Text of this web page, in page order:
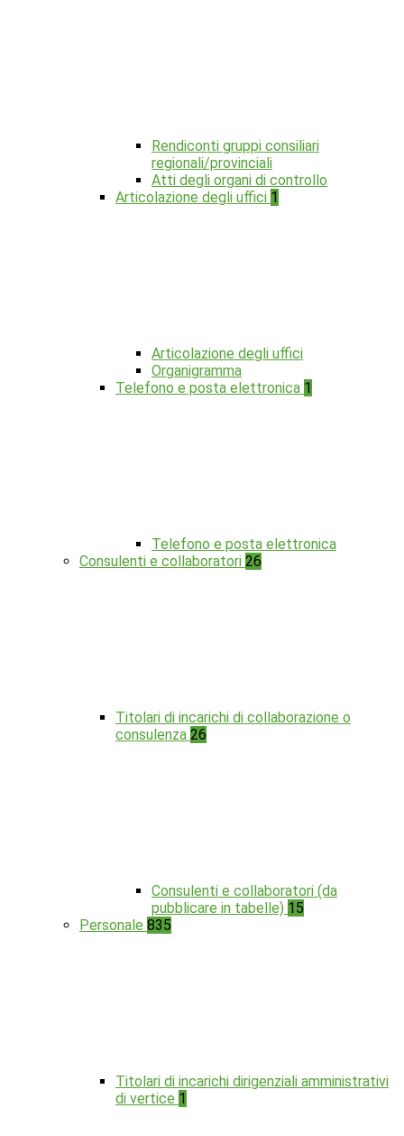
Rendiconti gruppi consiliari
regionali/provinciali
Atti degli organi di controllo
Articolazione degli uffici 1
Articolazione degli uffici
Organigramma
Telefono e posta elettronica 1
Telefono e posta elettronica
Consulenti e collaboratori 26
Titolari di incarichi di collaborazione o
consulenza 26
Consulenti e collaboratori (da
pubblicare in tabelle) 15
Personale 835
Titolari di incarichi dirigenziali amministrativi
di vertice 1